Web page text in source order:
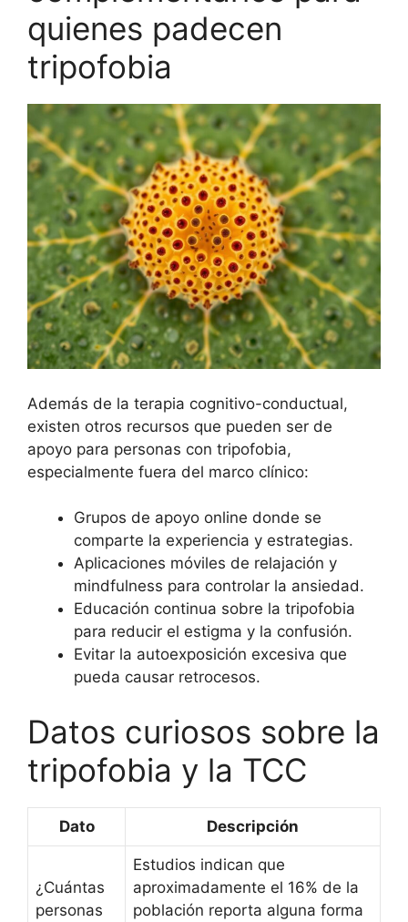
quienes padecen
tripofobia
Además de la terapia cognitivo-conductual,
existen otros recursos que pueden ser de
apoyo para personas con tripofobia,
especialmente fuera del marco clínico:
Grupos de apoyo online donde se
comparte la experiencia y estrategias.
Aplicaciones móviles de relajación y
mindfulness para controlar la ansiedad.
Educación continua sobre la tripofobia
para reducir el estigma y la confusión.
Evitar la autoexposición excesiva que
pueda causar retrocesos.
Datos curiosos sobre la
tripofobia y la TCC
Dato Descripción
¿Cuántas
personas
Estudios indican que
aproximadamente el 16% de la
población reporta alguna forma